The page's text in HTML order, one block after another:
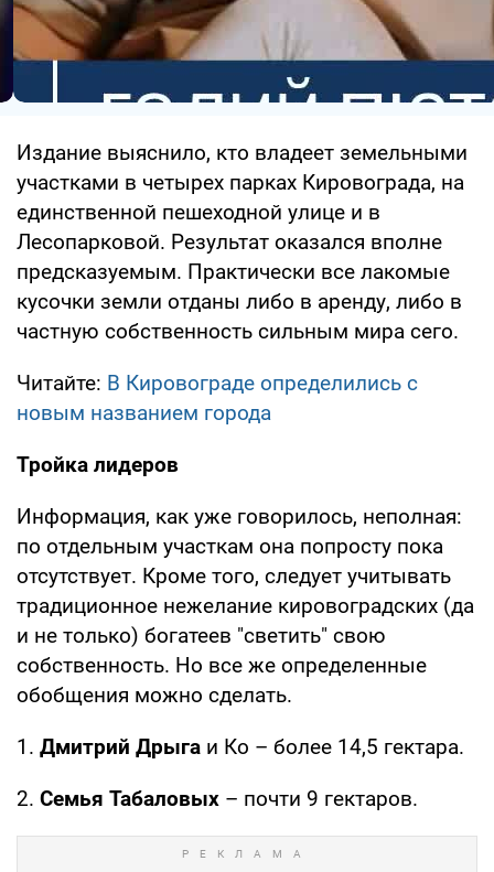
Издание выяснило, кто владеет земельными
участками в четырех парках Кировограда, на
единственной пешеходной улице и в
Лесопарковой. Результат оказался вполне
предсказуемым. Практически все лакомые
кусочки земли отданы либо в аренду, либо в
частную собственность сильным мира сего.
Читайте: В Кировограде определились с
новым названием города
Тройка лидеров
Информация, как уже говорилось, неполная:
по отдельным участкам она попросту пока
отсутствует. Кроме того, следует учитывать
традиционное нежелание кировоградских (да
и не только) богатеев "светить" свою
собственность. Но все же определенные
обобщения можно сделать.
1. Дмитрий Дрыга и Ко – более 14,5 гектара.
2. Семья Табаловых – почти 9 гектаров.